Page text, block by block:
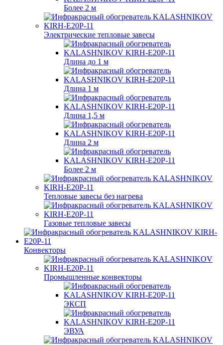
Более 2 м
Электрические тепловые завесы
Длина до 1 м
Длина 1 м
Длина 1,5 м
Длина 2 м
Более 2 м
Тепловые завесы без нагрева
Газовые тепловые завесы
Конвекторы
Промышленные конвекторы
ЭКСП
ЭВУА